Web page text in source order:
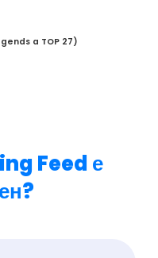
a TOP 27)
Feed е